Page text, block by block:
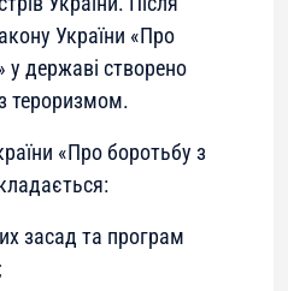
України «Про
державі створено
тероризмом.
«Про боротьбу з
засад та програм